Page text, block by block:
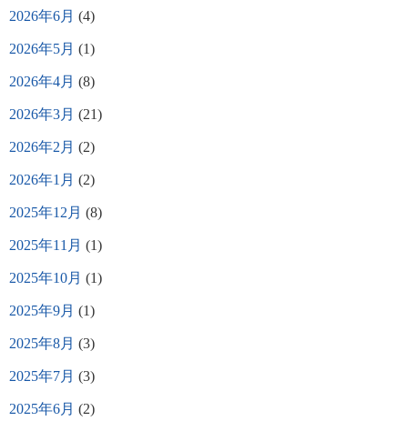
2026年6月 (4)
2026年5月 (1)
2026年4月 (8)
2026年3月 (21)
2026年2月 (2)
2026年1月 (2)
2025年12月 (8)
2025年11月 (1)
2025年10月 (1)
2025年9月 (1)
2025年8月 (3)
2025年7月 (3)
2025年6月 (2)